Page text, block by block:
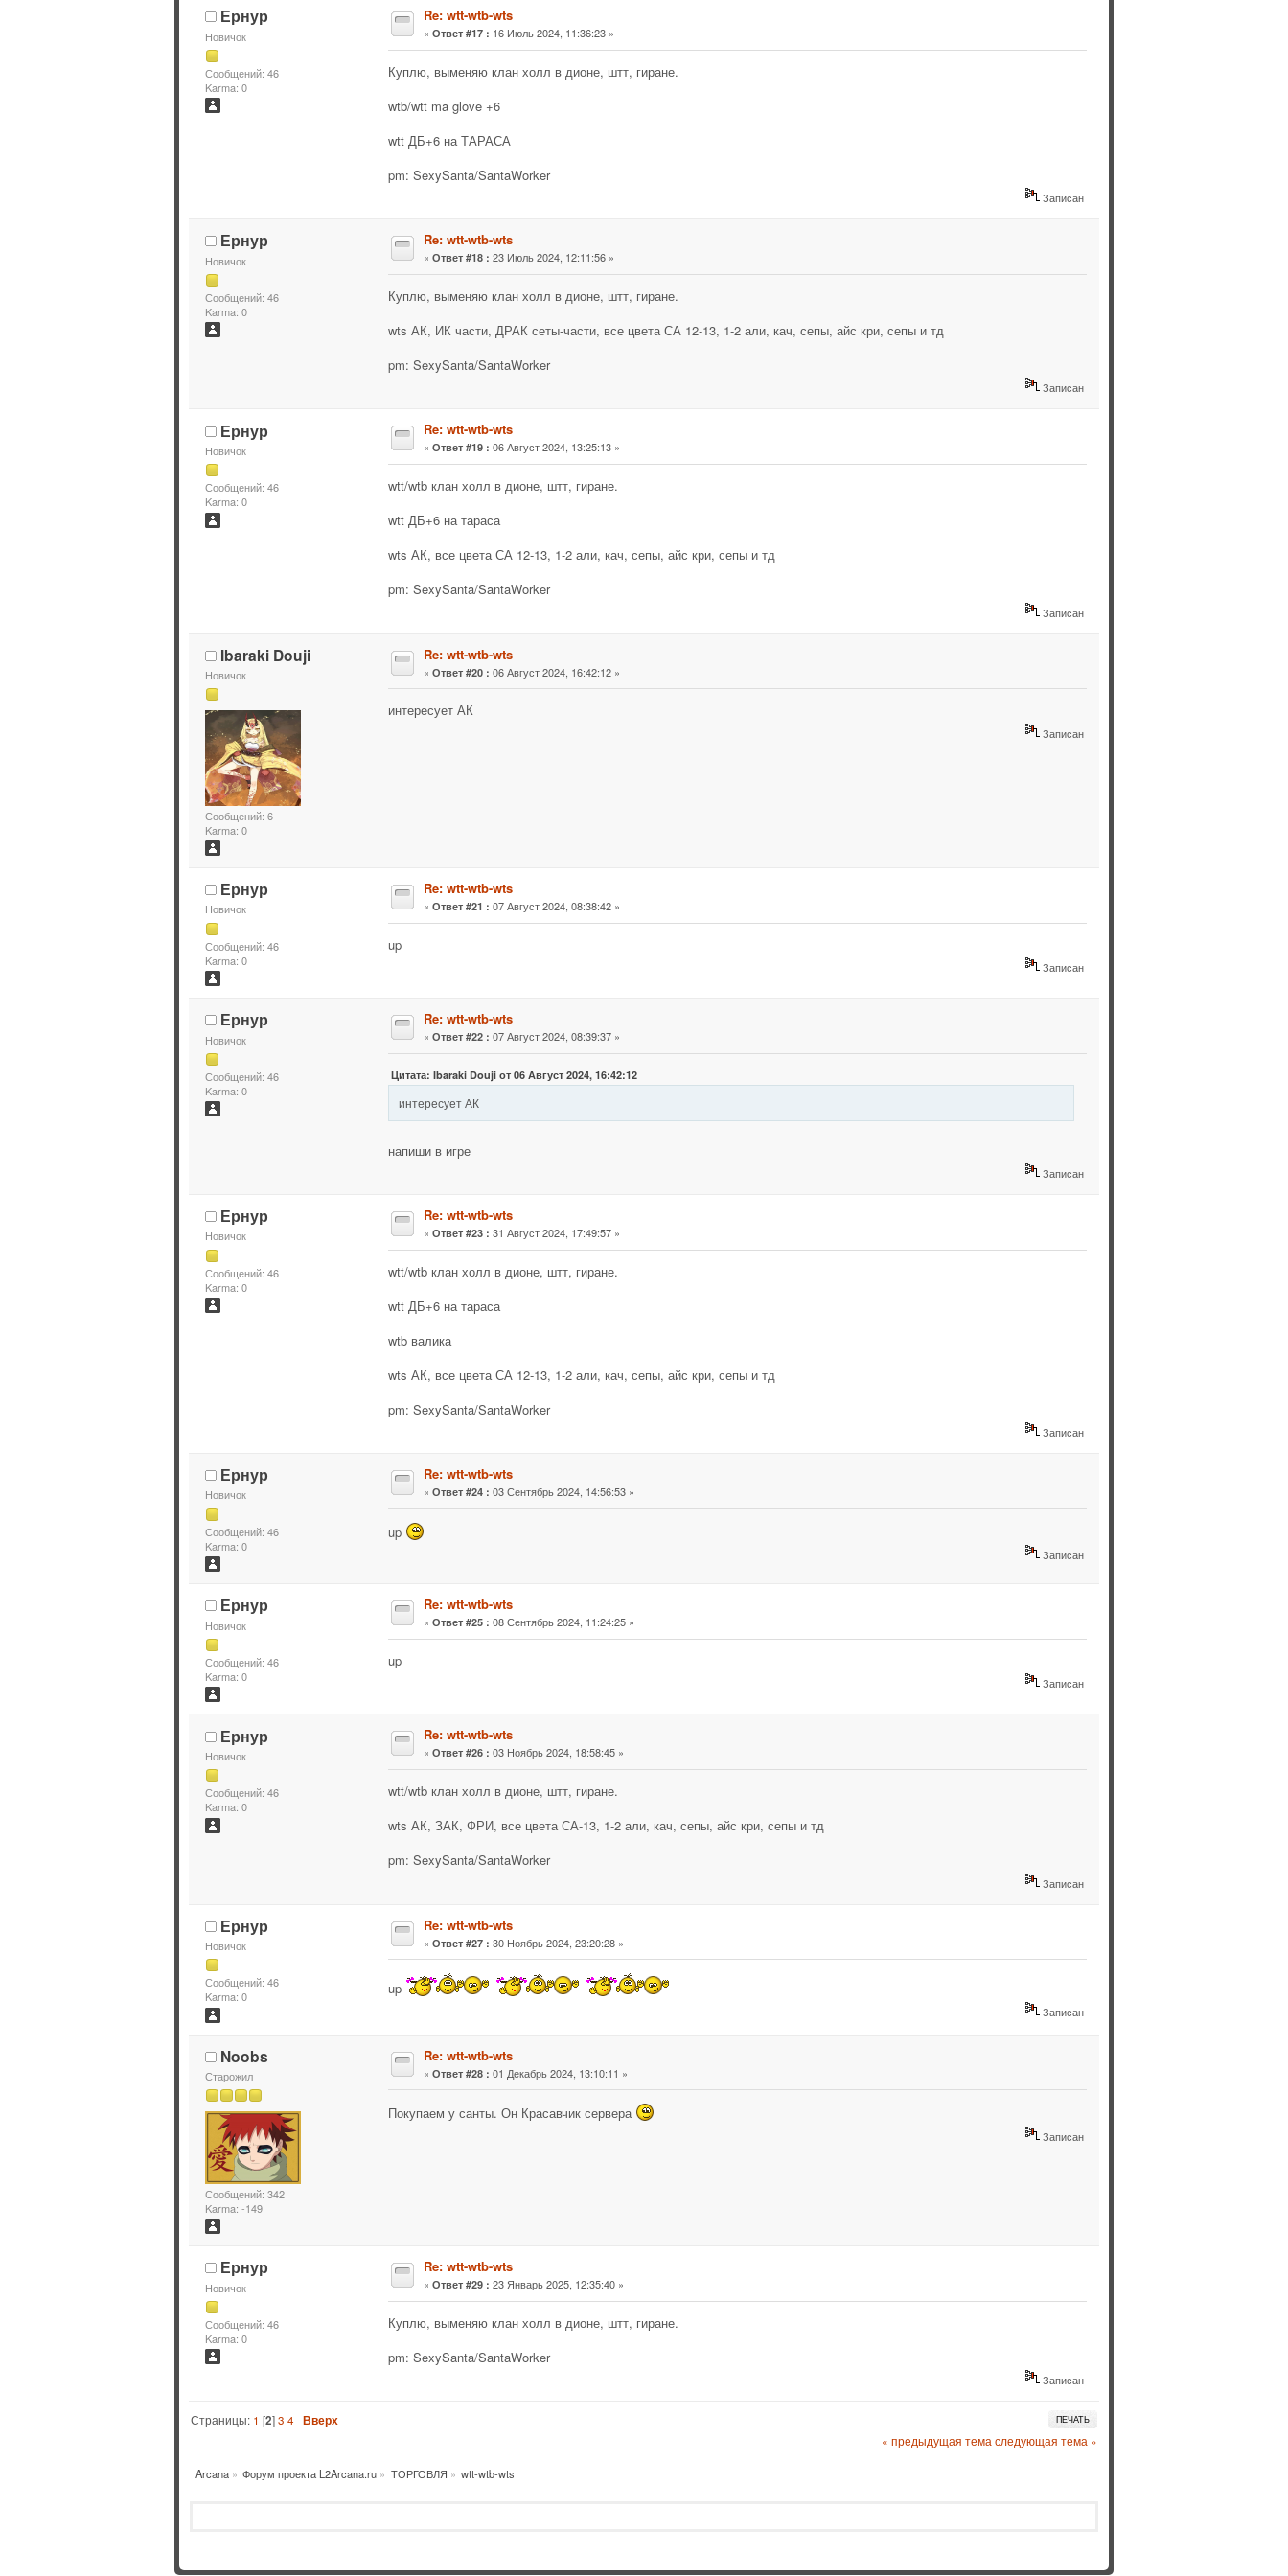
Ернур
Новичок
Сообщений: 46
Karma: 0
Re: wtt-wtb-wts
« Ответ #17 : 16 Июль 2024, 11:36:23 »
Куплю, выменяю клан холл в дионе, штт, гиране.
wtb/wtt ma glove +6
wtt ДБ+6 на ТАРАСА
pm: SexySanta/SantaWorker
Записан
Ернур
Новичок
Сообщений: 46
Karma: 0
Re: wtt-wtb-wts
« Ответ #18 : 23 Июль 2024, 12:11:56 »
Куплю, выменяю клан холл в дионе, штт, гиране.
wts АК, ИК части, ДРАК сеты-части, все цвета СА 12-13, 1-2 али, кач, сепы, айс кри, сепы и тд
pm: SexySanta/SantaWorker
Записан
Ернур
Новичок
Сообщений: 46
Karma: 0
Re: wtt-wtb-wts
« Ответ #19 : 06 Август 2024, 13:25:13 »
wtt/wtb клан холл в дионе, штт, гиране.
wtt ДБ+6 на тараса
wts АК, все цвета СА 12-13, 1-2 али, кач, сепы, айс кри, сепы и тд
pm: SexySanta/SantaWorker
Записан
Ibaraki Douji
Новичок
Сообщений: 6
Karma: 0
Re: wtt-wtb-wts
« Ответ #20 : 06 Август 2024, 16:42:12 »
интересует АК
Записан
Ернур
Новичок
Сообщений: 46
Karma: 0
Re: wtt-wtb-wts
« Ответ #21 : 07 Август 2024, 08:38:42 »
up
Записан
Ернур
Новичок
Сообщений: 46
Karma: 0
Re: wtt-wtb-wts
« Ответ #22 : 07 Август 2024, 08:39:37 »
Цитата: Ibaraki Douji от 06 Август 2024, 16:42:12
интересует АК
напиши в игре
Записан
Ернур
Новичок
Сообщений: 46
Karma: 0
Re: wtt-wtb-wts
« Ответ #23 : 31 Август 2024, 17:49:57 »
wtt/wtb клан холл в дионе, штт, гиране.
wtt ДБ+6 на тараса
wtb валика
wts АК, все цвета СА 12-13, 1-2 али, кач, сепы, айс кри, сепы и тд
pm: SexySanta/SantaWorker
Записан
Ернур
Новичок
Сообщений: 46
Karma: 0
Re: wtt-wtb-wts
« Ответ #24 : 03 Сентябрь 2024, 14:56:53 »
up
Записан
Ернур
Новичок
Сообщений: 46
Karma: 0
Re: wtt-wtb-wts
« Ответ #25 : 08 Сентябрь 2024, 11:24:25 »
up
Записан
Ернур
Новичок
Сообщений: 46
Karma: 0
Re: wtt-wtb-wts
« Ответ #26 : 03 Ноябрь 2024, 18:58:45 »
wtt/wtb клан холл в дионе, штт, гиране.
wts АК, ЗАК, ФРИ, все цвета СА-13, 1-2 али, кач, сепы, айс кри, сепы и тд
pm: SexySanta/SantaWorker
Записан
Ернур
Новичок
Сообщений: 46
Karma: 0
Re: wtt-wtb-wts
« Ответ #27 : 30 Ноябрь 2024, 23:20:28 »
up
Записан
Noobs
Старожил
Сообщений: 342
Karma: -149
Re: wtt-wtb-wts
« Ответ #28 : 01 Декабрь 2024, 13:10:11 »
Покупаем у санты. Он Красавчик сервера
Записан
Ернур
Новичок
Сообщений: 46
Karma: 0
Re: wtt-wtb-wts
« Ответ #29 : 23 Январь 2025, 12:35:40 »
Куплю, выменяю клан холл в дионе, штт, гиране.
pm: SexySanta/SantaWorker
Записан
ПЕЧАТЬ
Страницы: 1 [2]3 4 Вверх
« предыдущая тема следующая тема »
Arcana» Форум проекта L2Arcana.ru » ТОРГОВЛЯ » wtt-wtb-wts